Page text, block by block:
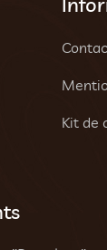
Kit de